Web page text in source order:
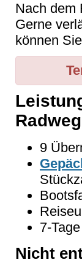
Nach dem
Gerne
können
Radweg
9
7-
Nicht